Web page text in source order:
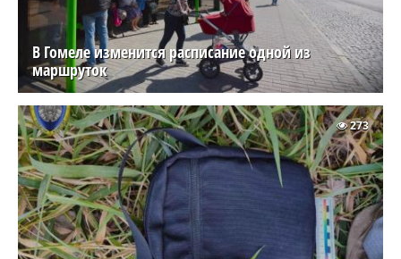
В Гомеле изменится расписание одной из
маршруток
273